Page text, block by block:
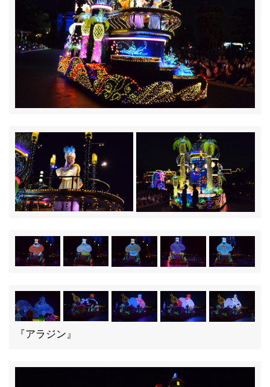
『アラジン』